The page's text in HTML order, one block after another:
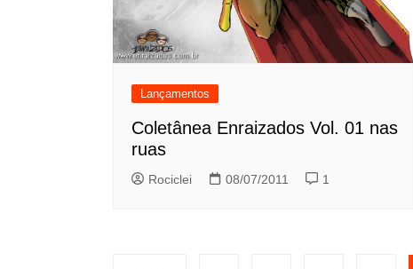
Lançamentos
Coletânea Enraizados Vol. 01 nas
ruas
Rociclei 08/07/2011 1